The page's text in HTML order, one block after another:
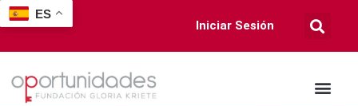
Iniciar Sesión
ES